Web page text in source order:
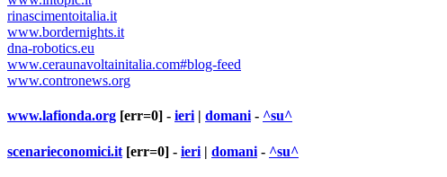
rinascimentoitalia.it
www.bordernights.it
dna-robotics.eu
www.ceraunavoltainitalia.com#blog-feed
www.contronews.org
www.lafionda.org [err=0] - ieri | domani - ^su^
scenarieconomici.it [err=0] - ieri | domani - ^su^